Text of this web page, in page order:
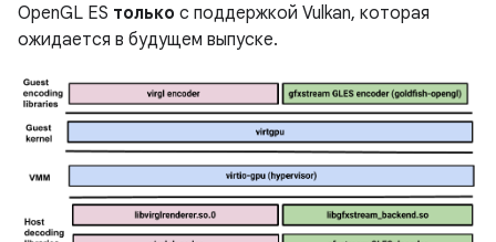
OpenGL ES только с поддержкой Vulkan, которая
ожидается в будущем выпуске.